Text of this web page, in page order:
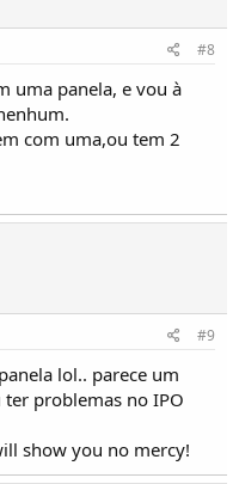
#8
uma panela, e vou à
com uma,ou tem 2
#9
lol.. parece um
problemas no IPO
show you no mercy!